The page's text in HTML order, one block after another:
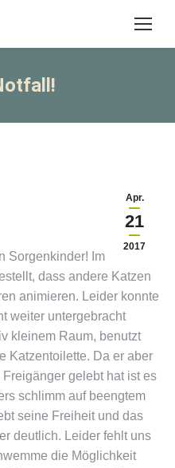
Apr.
21
2017
Sorgenkinder! Im
dass andere Katzen
animieren. Leider konnte
weiter untergebracht
kleinem Raum, benutzt
Katzentoilette. Da er aber
gelebt hat ist es
schlimm auf beengtem
seine Freiheit und das
deutlich. Leider fehlt uns
die Möglichkeit